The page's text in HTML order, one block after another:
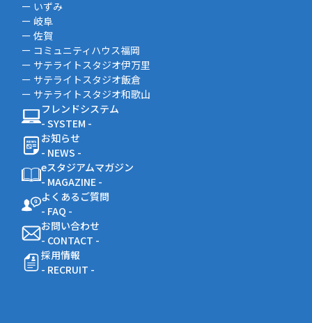
ー いずみ
ー 岐阜
ー 佐賀
ー コミュニティハウス福岡
ー サテライトスタジオ伊万里
ー サテライトスタジオ飯倉
ー サテライトスタジオ和歌山
フレンドシステム
- SYSTEM -
お知らせ
- NEWS -
eスタジアムマガジン
- MAGAZINE -
よくあるご質問
- FAQ -
お問い合わせ
- CONTACT -
採用情報
- RECRUIT -